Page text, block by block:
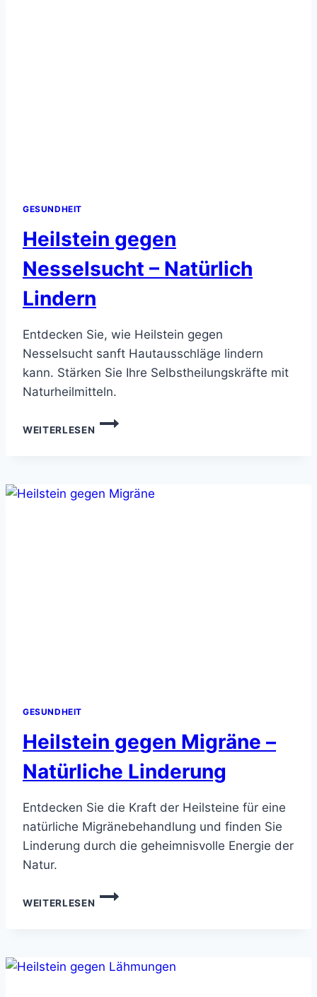
GESUNDHEIT
Heilstein gegen
Nesselsucht – Natürlich
Lindern
Entdecken Sie, wie Heilstein gegen
Nesselsucht sanft Hautausschläge lindern
kann. Stärken Sie Ihre Selbstheilungskräfte mit
Naturheilmitteln.
WEITERLESEN
HEILSTEIN
LINDERN
GESUNDHEIT
Heilstein gegen Migräne –
Natürliche Linderung
Entdecken Sie die Kraft der Heilsteine für eine
natürliche Migränebehandlung und finden Sie
Linderung durch die geheimnisvolle Energie der
Natur.
WEITERLESEN
HEILSTEIN
LINDERUNG